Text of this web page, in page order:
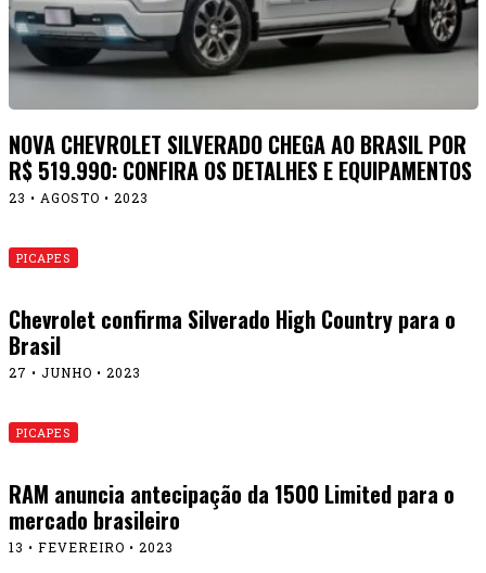
NOVA CHEVROLET SILVERADO CHEGA AO BRASIL POR
R$ 519.990: CONFIRA OS DETALHES E EQUIPAMENTOS
23 • AGOSTO • 2023
PICAPES
Chevrolet confirma Silverado High Country para o
Brasil
27 • JUNHO • 2023
PICAPES
RAM anuncia antecipação da 1500 Limited para o
mercado brasileiro
13 • FEVEREIRO • 2023